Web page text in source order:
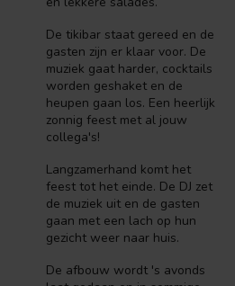
De tikibar staat gereed en de
gasten zijn er klaar voor. De
muziek gaat harder, cocktails
worden geshaket en de
heupen gaan los. Een heerlijk
zonnig feest met al jouw
collega's!
Langzamerhand komt het
feest tot het einde. De DJ zet
de muziek uit en de gasten
gaan met een lach op hun
gezicht weer naar huis.
De afbouw wordt 's avonds